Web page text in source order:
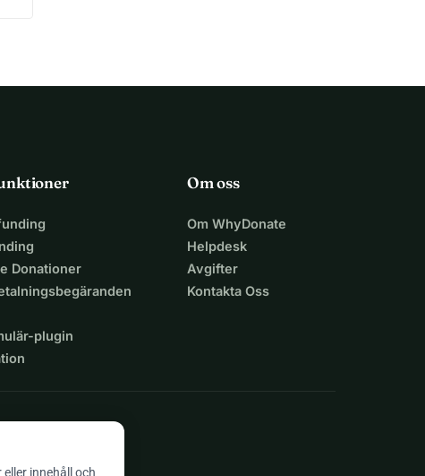
Donationer
plugin
Om oss
Om WhyDonate
Helpdesk
Avgifter
Kontakta Oss
innehåll och